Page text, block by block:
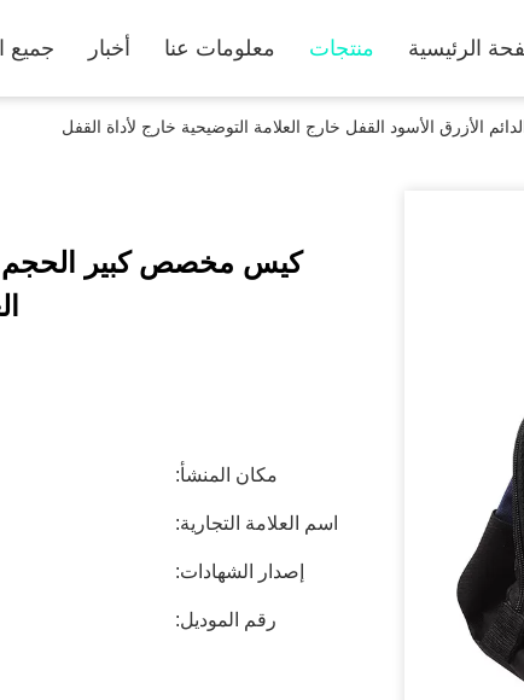
الرئيسية منتجات معلومات عنا أخبار جميع
الأزرق الأسود القفل خارج العلامة التوضيحية خارج لأداة القفل
كيس مخصص كبير الحجم
مكان المنشأ:
اسم العلامة التجارية:
إصدار الشهادات:
رقم الموديل: